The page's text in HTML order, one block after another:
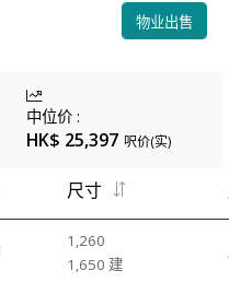
物业出售
中位价:
HK$ 25,397 呎价(实)
尺寸
1,260
1,650 建